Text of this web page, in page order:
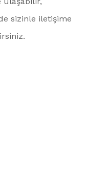
sizinle iletişime